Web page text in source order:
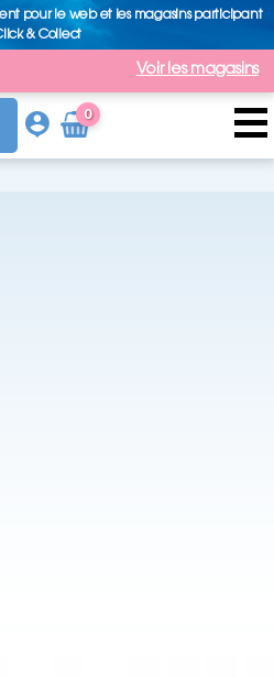
pour le web et les magasins participant
& Collect
Voir les magasins
0
Arti
cle